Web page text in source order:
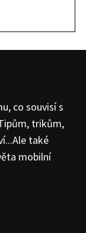
co souvisí s
trikům,
také
mobilní